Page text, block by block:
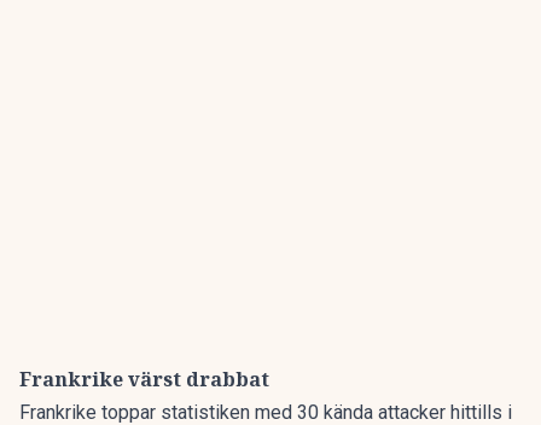
Frankrike värst drabbat
Frankrike toppar statistiken med 30 kända attacker hittills i